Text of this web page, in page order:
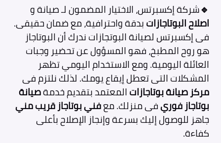
🔹شركة إكسبرتس، الاختيار المضمون لـ صيانة و
اصلاح البوتاجازاتبدقة واحترافية، مع ضمان حقيقى.
فى إكسبرتس لصيانة البوتجازات ندرك أن البوتاجاز
هو روح المطبخ، فهو المسؤول عن تحضير وجبات
العائلة اليومية. ومع الاستخدام اليومي تظهر
المشكلات التى تعطل إيقاع يومك. لذلك نلتزم فى
مركز صيانة بوتاجازاتالمعتمد بتقديم خدمةصيانة
بوتاجاز فوريفى منزلك. معفني بوتاجاز قريب مني
جاهز للوصول إليك بسرعة وإنجاز الإصلاح بأعلى
كفاءة.